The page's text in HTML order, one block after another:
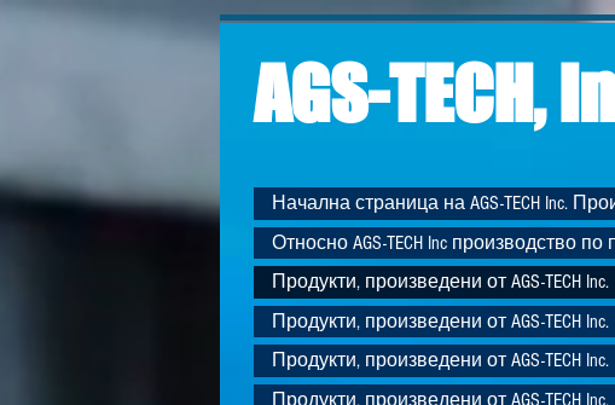
AGS-TECH,
Начална страница на AGS-TECH Inc.
Относно AGS-TECH Inc производство по
Продукти, произведени от AGS-TECH Inc.
Продукти, произведени от AGS-TECH Inc.
Продукти, произведени от AGS-TECH Inc.
Продукти, произведени от AGS-TECH Inc.